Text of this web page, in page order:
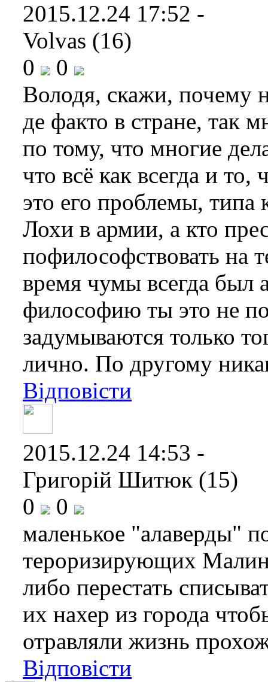
2015.12.24 17:52 -
Volvas (16)
0
0
Володя, скажи, почему
де факто в стране, так
по тому, что многие
что всё как всегда и то,
это его проблемы, типа
Лохи в армии, а кто
пофилософствовать
время чумы всегда был
философию ты это не
задумываются только
лично. По другому
Відповісти
2015.12.24 14:53 -
Григорій Шитюк (15)
0
0
маленькое "алаверды"
тероризирующих
либо перестать
их нахер из города
отравляли жизнь
Відповісти